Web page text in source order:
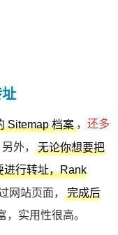
Sitemap 档案 ，还多
外，
无论你想要把
进行转址，Rank
网站页面，完成后
，实用性很高。